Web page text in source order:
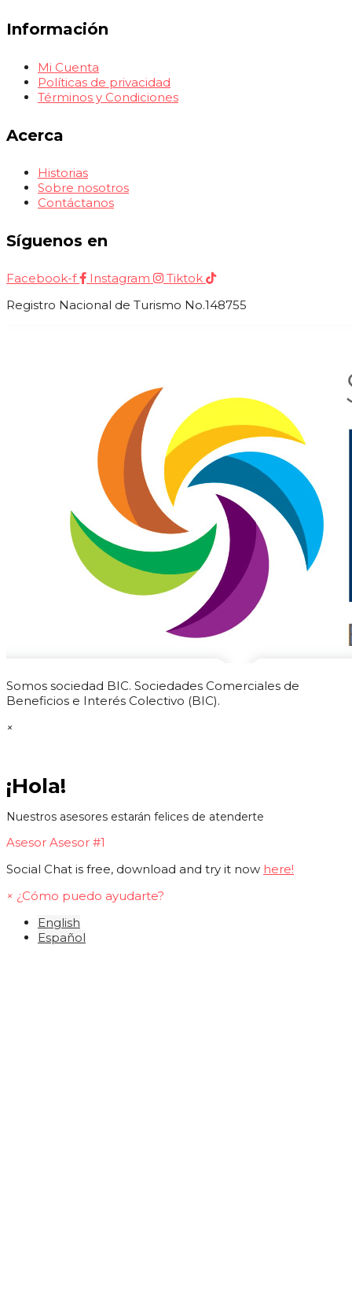
Información
Mi Cuenta
Políticas de privacidad
Términos y Condiciones
Acerca
Historias
Sobre nosotros
Contáctanos
Síguenos en
Facebook-f Instagram
Tiktok
Registro Nacional de Turismo No.148755
Somos sociedad BIC. Sociedades Comerciales de
Beneficios e Interés Colectivo (BIC).
×
¡Hola!
Nuestros asesores estarán felices de atenderte
Asesor Asesor #1
Social Chat is free, download and try it now here!
× ¿Cómo puedo ayudarte?
English
Español